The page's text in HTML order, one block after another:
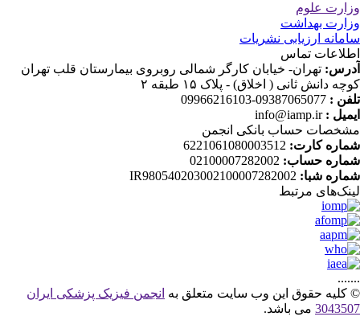
علوم
بهداشت
ارزیابی نشریات
تماس
تهران- خیابان کارگر شمالی روبروی بیمارستان قلب تهران
دانش ثانی ( اخلاق) - پلاک ۱۵ طبقه ۲
:
09387065077-09966216103
:
info@iamp.ir
حساب بانکی انجمن
کارت:6221061080003512
حساب:02100007282002
شبا:IR980540203002100007282002
مرتبط
کلیه حقوق این وب سایت متعلق بهانجمن فیزیک پزشکی ایران
می باشد.